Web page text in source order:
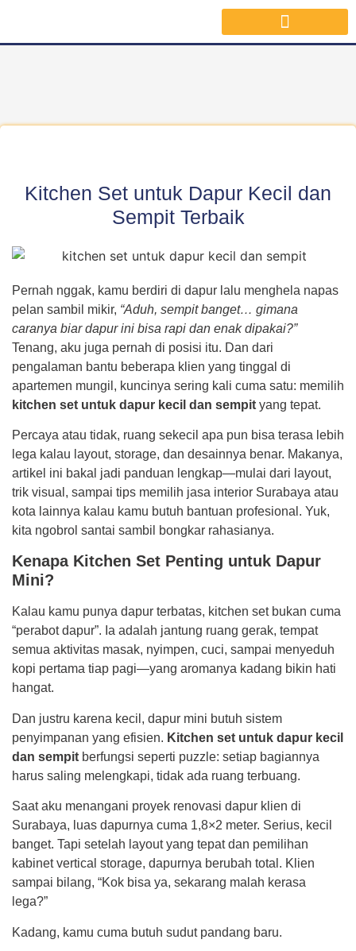
Kitchen Set untuk Dapur Kecil dan
Sempit Terbaik
Pernah nggak, kamu berdiri di dapur lalu menghela napas
pelan sambil mikir, “Aduh, sempit banget… gimana
caranya biar dapur ini bisa rapi dan enak dipakai?”
Tenang, aku juga pernah di posisi itu. Dan dari
pengalaman bantu beberapa klien yang tinggal di
apartemen mungil, kuncinya sering kali cuma satu: memilih
kitchen set untuk dapur kecil dan sempit yang tepat.
Percaya atau tidak, ruang sekecil apa pun bisa terasa lebih
lega kalau layout, storage, dan desainnya benar. Makanya,
artikel ini bakal jadi panduan lengkap—mulai dari layout,
trik visual, sampai tips memilih jasa interior Surabaya atau
kota lainnya kalau kamu butuh bantuan profesional. Yuk,
kita ngobrol santai sambil bongkar rahasianya.
Kenapa Kitchen Set Penting untuk Dapur
Mini?
Kalau kamu punya dapur terbatas, kitchen set bukan cuma
“perabot dapur”. Ia adalah jantung ruang gerak, tempat
semua aktivitas masak, nyimpen, cuci, sampai menyeduh
kopi pertama tiap pagi—yang aromanya kadang bikin hati
hangat.
Dan justru karena kecil, dapur mini butuh sistem
penyimpanan yang efisien. Kitchen set untuk dapur kecil
dan sempit berfungsi seperti puzzle: setiap bagiannya
harus saling melengkapi, tidak ada ruang terbuang.
Saat aku menangani proyek renovasi dapur klien di
Surabaya, luas dapurnya cuma 1,8×2 meter. Serius, kecil
banget. Tapi setelah layout yang tepat dan pemilihan
kabinet vertical storage, dapurnya berubah total. Klien
sampai bilang, “Kok bisa ya, sekarang malah kerasa
lega?”
Kadang, kamu cuma butuh sudut pandang baru.